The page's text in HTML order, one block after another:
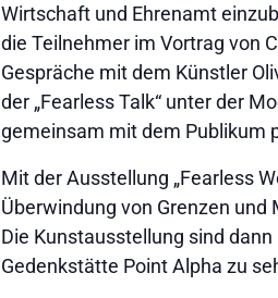
Wirtschaft und Ehrenamt
die Teilnehmer im Vortrag von
Gespräche mit dem Künstler
der „Fearless Talk“ unter der
gemeinsam mit dem Publikum
Mit der Ausstellung „Fearless
Überwindung von Grenzen
Die Kunstausstellung sind
Gedenkstätte Point Alpha zu